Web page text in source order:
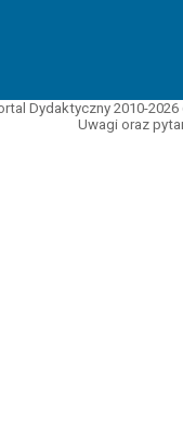
Dydaktyczny 2010-
Uwagi oraz